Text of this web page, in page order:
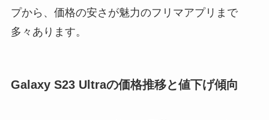
プから、価格の安さが魅力のフリマアプリまで
多々あります。
Galaxy S23 Ultraの価格推移と値下げ傾向